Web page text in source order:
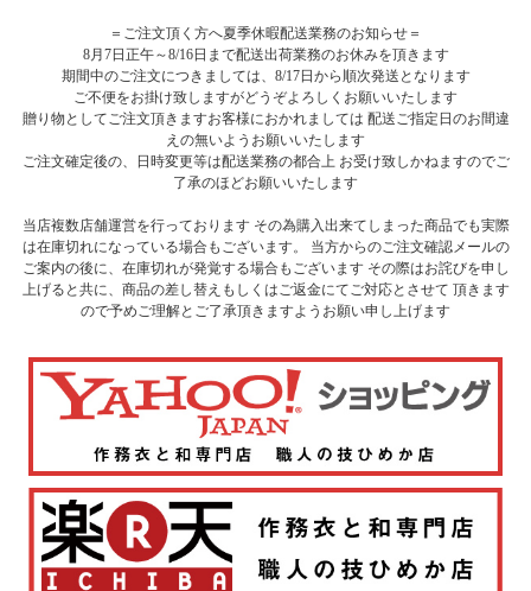
＝ご注文頂く方へ夏季休暇配送業務のお知らせ＝
8月7日正午～8/16日まで配送出荷業務のお休みを頂きます
期間中のご注文につきましては、8/17日から順次発送となります
ご不便をお掛け致しますがどうぞよろしくお願いいたします
贈り物としてご注文頂きますお客様におかれましては 配送ご指定日のお間違
えの無いようお願いいたします
ご注文確定後の、日時変更等は配送業務の都合上 お受け致しかねますのでご
了承のほどお願いいたします
当店複数店舗運営を行っております その為購入出来てしまった商品でも実際
は在庫切れになっている場合もございます。 当方からのご注文確認メールの
ご案内の後に、在庫切れが発覚する場合もございます その際はお詫びを申し
上げると共に、商品の差し替えもしくはご返金にてご対応とさせて 頂きます
ので予めご理解とご了承頂きますようお願い申し上げます